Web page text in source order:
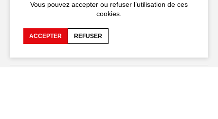
20 rue du Portail Boquier,
+33 (0)4 90 27 66 50
Vous pouvez accepter ou refuser l’utilisation de ces
cookies.
ACCEPTER REFUSER